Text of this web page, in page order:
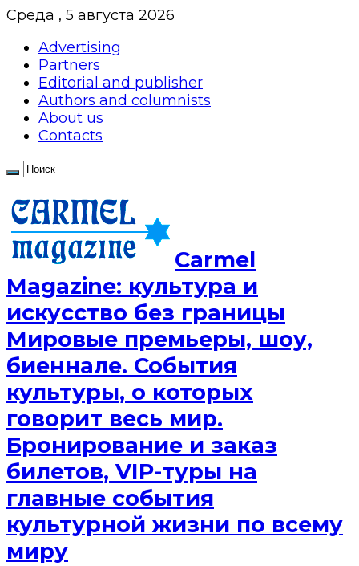
Среда , 5 августа 2026
Advertising
Partners
Editorial and publisher
Authors and columnists
About us
Contacts
Сarmel
Magazine: культура и
искусство без границы
Мировые премьеры, шоу,
биеннале. События
культуры, о которых
говорит весь мир.
Бронирование и заказ
билетов, VIP-туры на
главные события
культурной жизни по всему
миру